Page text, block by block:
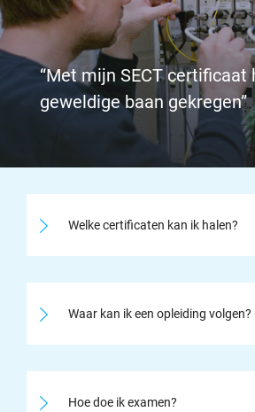
“Met mijn SECT certificaat
geweldige baan gekregen”
Welke certificaten kan ik halen?
Waar kan ik een opleiding volgen?
Hoe doe ik examen?